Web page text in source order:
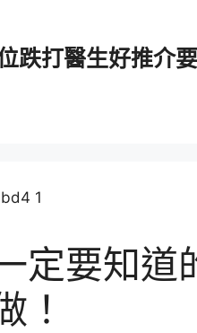
跌打醫生好推介
定要知道
！